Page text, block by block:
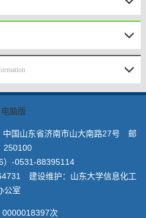
电脑版
国山东省济南市山大南路27号 邮
250100
）-0531-88395114
建设维护：山东大学信息化工
公室
0000018397次